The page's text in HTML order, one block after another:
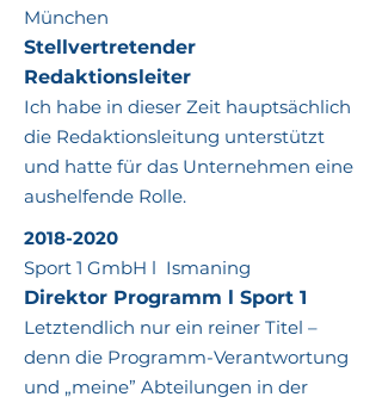
München
Stellvertretender
Redaktionsleiter
Ich habe in dieser Zeit hauptsächlich
die Redaktionsleitung unterstützt
und hatte für das Unternehmen eine
aushelfende Rolle.
2018-2020
Sport 1 GmbH l Ismaning
Direktor Programm l Sport 1
Letztendlich nur ein reiner Titel –
denn die Programm-Verantwortung
und „meine” Abteilungen in der